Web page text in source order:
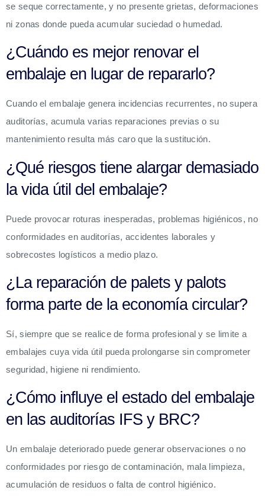
se seque correctamente, y no presente grietas, deformaciones
ni zonas donde pueda acumular suciedad o humedad.
¿Cuándo es mejor renovar el
embalaje en lugar de repararlo?
Cuando el embalaje genera incidencias recurrentes, no supera
auditorías, acumula varias reparaciones previas o su
mantenimiento resulta más caro que la sustitución.
¿Qué riesgos tiene alargar demasiado
la vida útil del embalaje?
Puede provocar roturas inesperadas, problemas higiénicos, no
conformidades en auditorías, accidentes laborales y
sobrecostes logísticos a medio plazo.
¿La reparación de palets y palots
forma parte de la economía circular?
Sí, siempre que se realice de forma profesional y se limite a
embalajes cuya vida útil pueda prolongarse sin comprometer
seguridad, higiene ni rendimiento.
¿Cómo influye el estado del embalaje
en las auditorías IFS y BRC?
Un embalaje deteriorado puede generar observaciones o no
conformidades por riesgo de contaminación, mala limpieza,
acumulación de residuos o falta de control higiénico.